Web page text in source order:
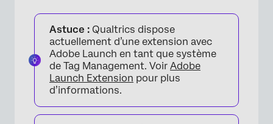
Astuce : Qualtrics dispose
actuellement d’une extension avec
Adobe Launch en tant que système
de Tag Management. Voir Adobe
Launch Extension pour plus
d’informations.